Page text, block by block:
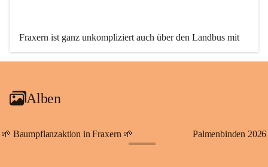
Fraxern ist ganz unkompliziert auch über den Landbus mit
den öffentlichen Verkehrsmitteln zu erreichen. Die Linie
An Samstagen, Sonn- und Feiertagen können Sie bequem
persönlichen Linienbus zur gewünschten Zeit zu Ihrer
Haltestelle bestellen. Sowohl von Weiler kommend nach
Alben
🌱 Baumpflanzaktion in Fraxern 🌱 Palmenbinden 2026